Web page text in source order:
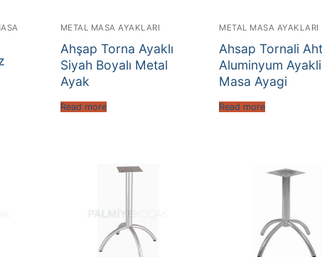
METAL MASA AYAKLARI
Ahşap Torna Ayaklı
Siyah Boyalı Metal
Ayak
Read more
METAL MASA AYAKLARI
Ahsap Tornali
Aluminyum Ayakli
Masa Ayagi
Read more